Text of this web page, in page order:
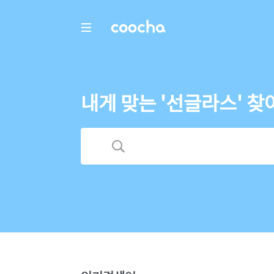
COOCHA
내게 맞는 '선글라스' 찾